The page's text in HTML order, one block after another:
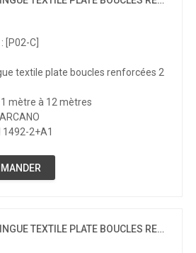
[P02-C]
textile plate boucles renforcées 2
1 mètre à 12 mètres
1492-2+A1
P04-C - ÉLINGUE TEXTILE PLATE BOUCLES RENFORCÉES - CMU 4T